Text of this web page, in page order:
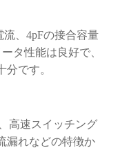
、4pFの接合容量
タ性能は良好で、
です。
高速スイッチング
漏れなどの特徴か